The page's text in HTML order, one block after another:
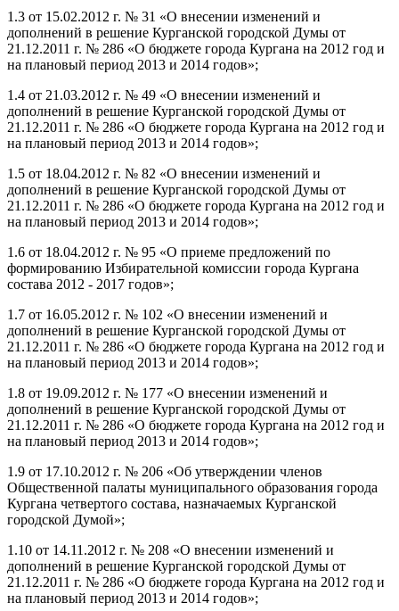
1.3 от 15.02.2012 г. № 31 «О внесении изменений и
дополнений в решение Курганской городской Думы от
21.12.2011 г. № 286 «О бюджете города Кургана на 2012 год и
на плановый период 2013 и 2014 годов»;
1.4 от 21.03.2012 г. № 49 «О внесении изменений и
дополнений в решение Курганской городской Думы от
21.12.2011 г. № 286 «О бюджете города Кургана на 2012 год и
на плановый период 2013 и 2014 годов»;
1.5 от 18.04.2012 г. № 82 «О внесении изменений и
дополнений в решение Курганской городской Думы от
21.12.2011 г. № 286 «О бюджете города Кургана на 2012 год и
на плановый период 2013 и 2014 годов»;
1.6 от 18.04.2012 г. № 95 «О приеме предложений по
формированию Избирательной комиссии города Кургана
состава 2012 - 2017 годов»;
1.7 от 16.05.2012 г. № 102 «О внесении изменений и
дополнений в решение Курганской городской Думы от
21.12.2011 г. № 286 «О бюджете города Кургана на 2012 год и
на плановый период 2013 и 2014 годов»;
1.8 от 19.09.2012 г. № 177 «О внесении изменений и
дополнений в решение Курганской городской Думы от
21.12.2011 г. № 286 «О бюджете города Кургана на 2012 год и
на плановый период 2013 и 2014 годов»;
1.9 от 17.10.2012 г. № 206 «Об утверждении членов
Общественной палаты муниципального образования города
Кургана четвертого состава, назначаемых Курганской
городской Думой»;
1.10 от 14.11.2012 г. № 208 «О внесении изменений и
дополнений в решение Курганской городской Думы от
21.12.2011 г. № 286 «О бюджете города Кургана на 2012 год и
на плановый период 2013 и 2014 годов»;